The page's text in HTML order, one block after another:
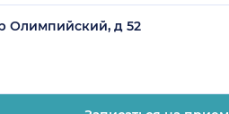
Олимпийский, д 52